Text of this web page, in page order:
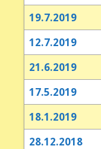
19.7.2019
12.7.2019
21.6.2019
17.5.2019
18.1.2019
28.12.2018